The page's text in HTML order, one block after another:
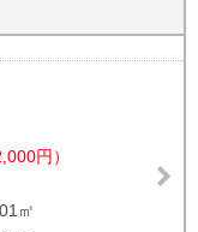
円）
㎡